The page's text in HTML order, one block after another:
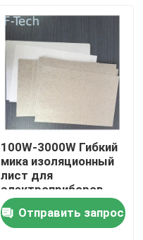
100W-3000W Гибкий
мика изоляционный
лист для
электроприборов
Отправить запрос